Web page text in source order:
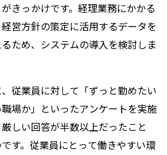
きっかけです。経理業務にかかる
営方針の策定に活用するデータを
ため、システムの導入を検討しま
従業員に対して「ずっと勤めたい
場か」といったアンケートを実施
しい回答が半数以上だったこと
す。従業員にとって働きやすい環